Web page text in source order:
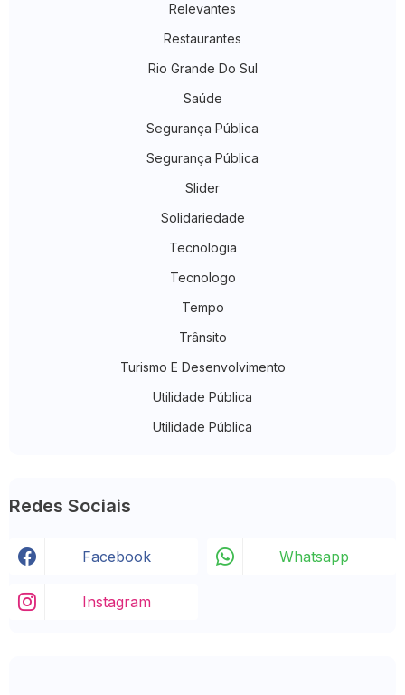
Relevantes
Restaurantes
Rio Grande Do Sul
Saúde
Segurança Pública
Segurança Pública
Slider
Solidariedade
Tecnologia
Tecnologo
Tempo
Trânsito
Turismo E Desenvolvimento
Utilidade Pública
Utilidade Pública
Redes Sociais
Facebook Whatsapp
Instagram